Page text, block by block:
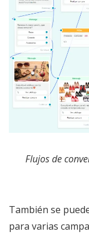
Flujos de
También se
para varias